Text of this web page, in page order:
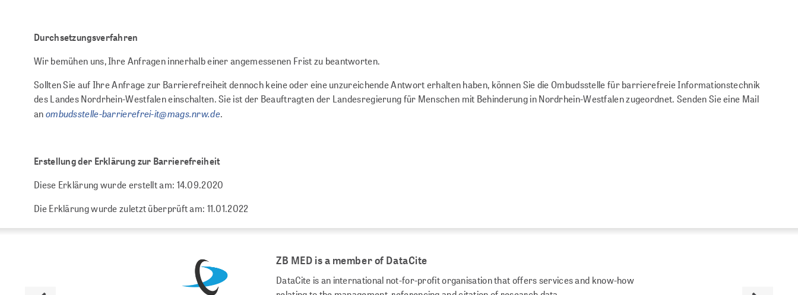
Durchsetzungsverfahren
Wir bemühen uns, Ihre Anfragen innerhalb einer angemessenen Frist zu beantworten.
Sollten Sie auf Ihre Anfrage zur Barrierefreiheit dennoch keine oder eine unzureichende Antwort erhalten haben, können Sie die Ombudsstelle für barrierefreie Informationstechnik
des Landes Nordrhein-Westfalen einschalten. Sie ist der Beauftragten der Landesregierung für Menschen mit Behinderung in Nordrhein-Westfalen zugeordnet. Senden Sie eine Mail
anombudsstelle-barrierefrei-it@mags.nrw.de.
Erstellung der Erklärung zur Barrierefreiheit
Diese Erklärung wurde erstellt am: 14.09.2020
Die Erklärung wurde zuletzt überprüft am: 11.01.2022
ZB MED is a member of DataCite
DataCite is an international not-for-profit organisation that offers services and know-how